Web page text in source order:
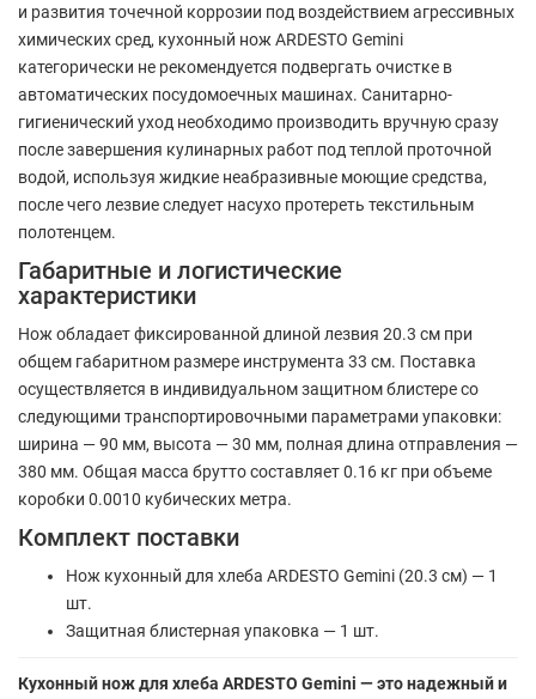
и развития точечной коррозии под воздействием агрессивных
химических сред, кухонный нож ARDESTO Gemini
категорически не рекомендуется подвергать очистке в
автоматических посудомоечных машинах. Санитарно-
гигиенический уход необходимо производить вручную сразу
после завершения кулинарных работ под теплой проточной
водой, используя жидкие неабразивные моющие средства,
после чего лезвие следует насухо протереть текстильным
полотенцем.
Габаритные и логистические
характеристики
Нож обладает фиксированной длиной лезвия 20.3 см при
общем габаритном размере инструмента 33 см. Поставка
осуществляется в индивидуальном защитном блистере со
следующими транспортировочными параметрами упаковки:
ширина — 90 мм, высота — 30 мм, полная длина отправления —
380 мм. Общая масса брутто составляет 0.16 кг при объеме
коробки 0.0010 кубических метра.
Комплект поставки
Нож кухонный для хлеба ARDESTO Gemini (20.3 см) — 1
шт.
Защитная блистерная упаковка — 1 шт.
Кухонный нож для хлеба ARDESTO Gemini — это надежный и